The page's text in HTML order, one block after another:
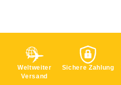
Weltweiter
Versand
Sichere Zahlung